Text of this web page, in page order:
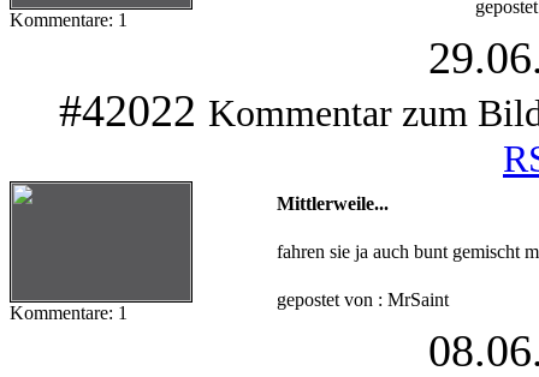
Kommentare: 1
#42022 Kommentar zum
Kommentare: 1
Mittlerweile...
fahren sie ja auch bunt gemischt
gepostet von : MrSaint